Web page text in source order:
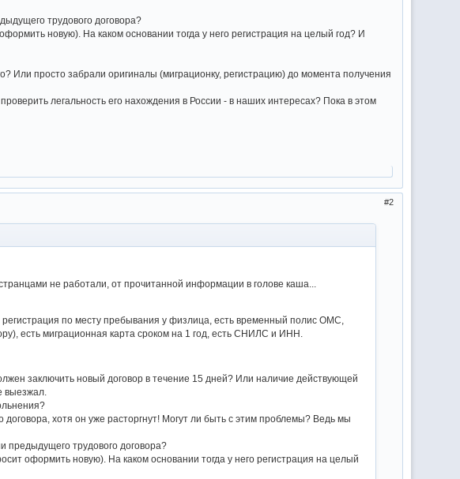
трудового договора?
новую). На каком основании тогда у него регистрация на целый год? И
Или просто забрали оригиналы (миграционку, регистрацию) до момента получения
легальность его нахождения в России - в наших интересах? Пока в этом
2
не работали, от прочитанной информации в голове каша...
по месту пребывания у физлица, есть временный полис ОМС,
есть миграционная карта сроком на 1 год, есть СНИЛС и ИНН.
заключить новый договор в течение 15 дней? Или наличие действующей
выезжал.
хотя он уже расторгнут! Могут ли быть с этим проблемы? Ведь мы
предыдущего трудового договора?
оформить новую). На каком основании тогда у него регистрация на целый